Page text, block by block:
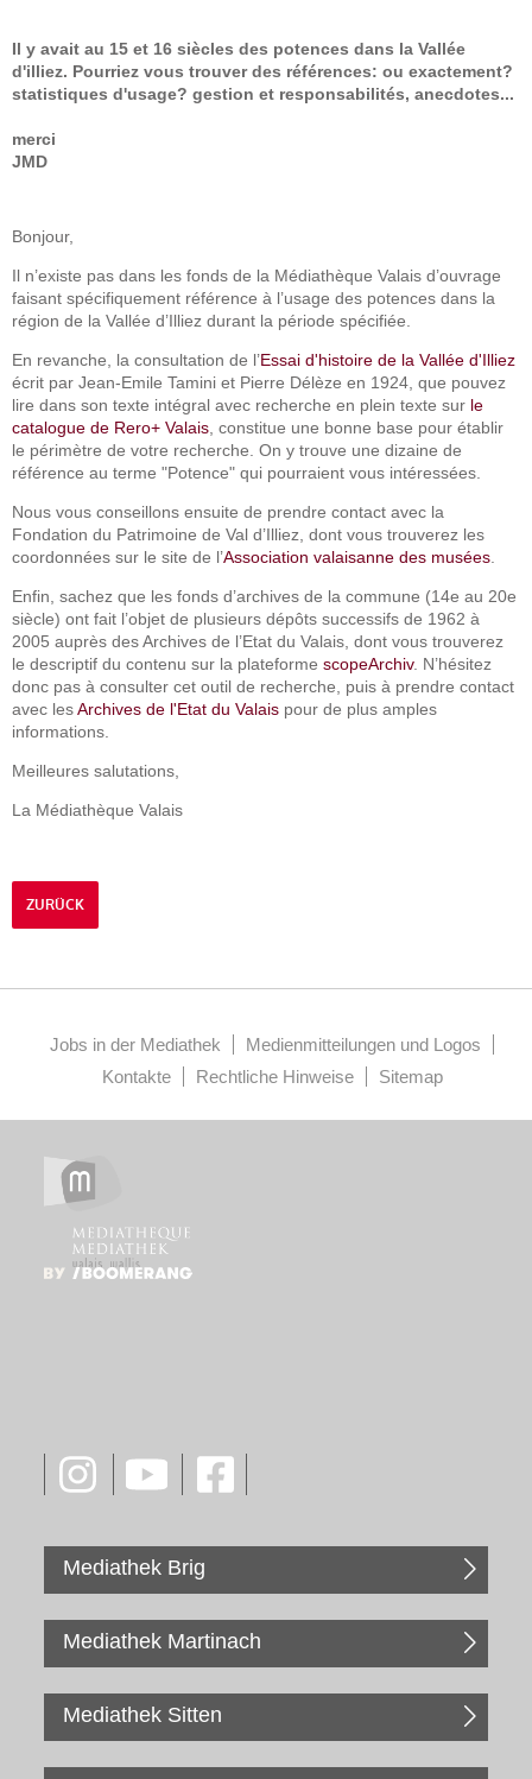
Il y avait au 15 et 16 siècles des potences dans la Vallée
d'illiez. Pourriez vous trouver des références: ou exactement?
statistiques d'usage? gestion et responsabilités, anecdotes...
merci
JMD
Bonjour,
Il n’existe pas dans les fonds de la Médiathèque Valais d’ouvrage
faisant spécifiquement référence à l’usage des potences dans la
région de la Vallée d’Illiez durant la période spécifiée.
En revanche, la consultation de l’Essai d'histoire de la Vallée d'Illiez
écrit par Jean-Emile Tamini et Pierre Délèze en 1924, que pouvez
lire dans son texte intégral avec recherche en plein texte sur le
catalogue de Rero+ Valais , constitue une bonne base pour établir
le périmètre de votre recherche. On y trouve une dizaine de
référence au terme "Potence" qui pourraient vous intéressées.
Nous vous conseillons ensuite de prendre contact avec la
Fondation du Patrimoine de Val d’Illiez, dont vous trouverez les
coordonnées sur le site de l’Association valaisanne des musées
Enfin, sachez que les fonds d’archives de la commune (14e au 20e
siècle) ont fait l’objet de plusieurs dépôts successifs de 1962 à
2005 auprès des Archives de l’Etat du Valais, dont vous trouverez
le descriptif du contenu sur la plateforme scopeArchiv. N’hésitez
donc pas à consulter cet outil de recherche, puis à prendre contact
avec lesArchives de l'Etat du Valais pour de plus amples
informations.
Meilleures salutations,
La Médiathèque Valais
ZURÜCK
Jobs in der Mediathek
Medienmitteilungen und Logos
Kontakte
Rechtliche Hinweise Sitemap
Mediathek Brig
Mediathek Martinach
Mediathek Sitten